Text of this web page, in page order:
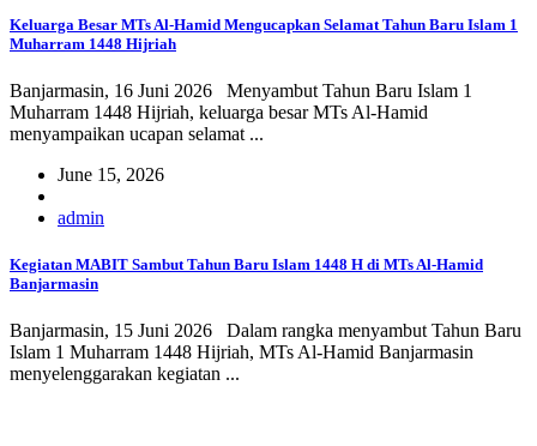
Keluarga Besar MTs Al-Hamid Mengucapkan Selamat Tahun Baru Islam 1
Muharram 1448 Hijriah
Banjarmasin, 16 Juni 2026 Menyambut Tahun Baru Islam 1
Muharram 1448 Hijriah, keluarga besar MTs Al-Hamid
menyampaikan ucapan selamat ...
June 15, 2026
admin
Kegiatan MABIT Sambut Tahun Baru Islam 1448 H di MTs Al-Hamid
Banjarmasin
Banjarmasin, 15 Juni 2026 Dalam rangka menyambut Tahun Baru
Islam 1 Muharram 1448 Hijriah, MTs Al-Hamid Banjarmasin
menyelenggarakan kegiatan ...